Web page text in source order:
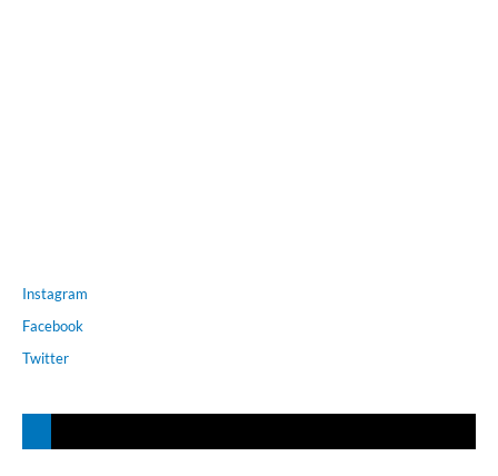
Instagram
Facebook
Twitter